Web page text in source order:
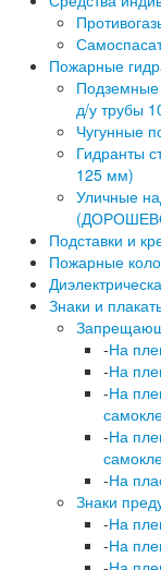
Пожарные
д/у трубы
Чугунные
Гидранты
125 мм)
Уличные
Подставки и
Пожарные
Знаки и
-На
-На
-На
-На
-На
Знаки
-На
-На